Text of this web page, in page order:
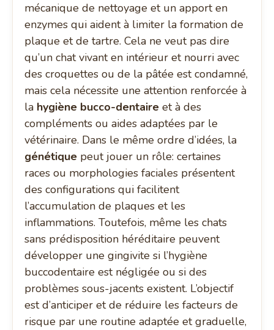
mécanique de nettoyage et un apport en
enzymes qui aident à limiter la formation de
plaque et de tartre. Cela ne veut pas dire
qu’un chat vivant en intérieur et nourri avec
des croquettes ou de la pâtée est condamné,
mais cela nécessite une attention renforcée à
la hygiène bucco-dentaire et à des
compléments ou aides adaptées par le
vétérinaire. Dans le même ordre d’idées, la
génétique peut jouer un rôle: certaines
races ou morphologies faciales présentent
des configurations qui facilitent
l’accumulation de plaques et les
inflammations. Toutefois, même les chats
sans prédisposition héréditaire peuvent
développer une gingivite si l’hygiène
buccodentaire est négligée ou si des
problèmes sous-jacents existent. L’objectif
est d’anticiper et de réduire les facteurs de
risque par une routine adaptée et graduelle,